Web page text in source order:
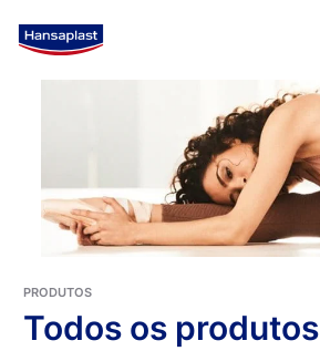
PRODUTOS
Todos os produtos